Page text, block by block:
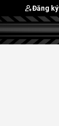
Đăng ký